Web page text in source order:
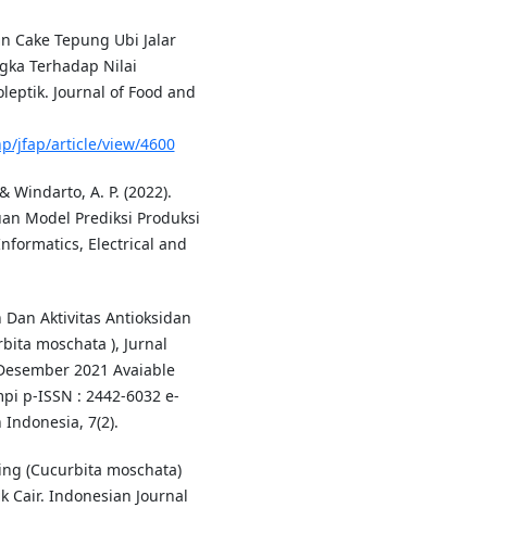
Cake Tepung Ubi Jalar
Terhadap Nilai
Journal of Food and
jfap/article/view/4600
Windarto, A. P. (2022).
Model Prediksi Produksi
Electrical and
Dan Aktivitas Antioksidan
moschata ), Jurnal
2021 Avaiable
p-ISSN : 2442-6032 e-
Indonesia, 7(2).
(Cucurbita moschata)
Cair. Indonesian Journal